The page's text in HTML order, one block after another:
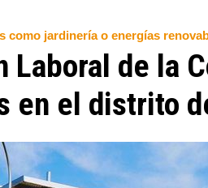
como jardinería o energías
Laboral de la
en el distrito